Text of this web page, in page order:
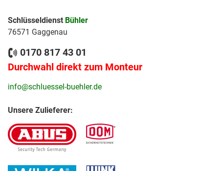
Schlüsseldienst Bühler
76571 Gaggenau
0170 817 43 01
Durchwahl direkt zum Monteur
info@schluessel-buehler.de
Unsere Zulieferer: